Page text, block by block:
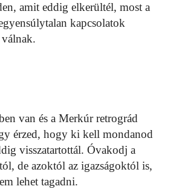
amit eddig elkerültél, most a
kapcsolatok
van és a Merkúr retrográd
érzed, hogy ki kell mondanod
visszatartottál. Óvakodj a
de azoktól az igazságoktól is,
lehet tagadni.